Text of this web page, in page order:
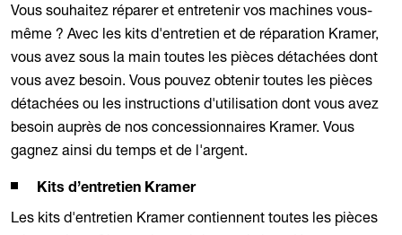
Vous souhaitez réparer et entretenir vos machines vous-
même ? Avec les kits d'entretien et de réparation Kramer,
vous avez sous la main toutes les pièces détachées dont
vous avez besoin. Vous pouvez obtenir toutes les pièces
détachées ou les instructions d'utilisation dont vous avez
besoin auprès de nos concessionnaires Kramer. Vous
gagnez ainsi du temps et de l'argent.
Kits d’entretien Kramer
Les kits d'entretien Kramer contiennent toutes les pièces